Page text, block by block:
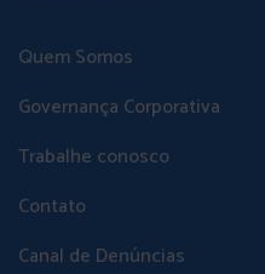
Quem Somos
Governança Corporativa
Trabalhe conosco
Contato
Canal de Denúncias